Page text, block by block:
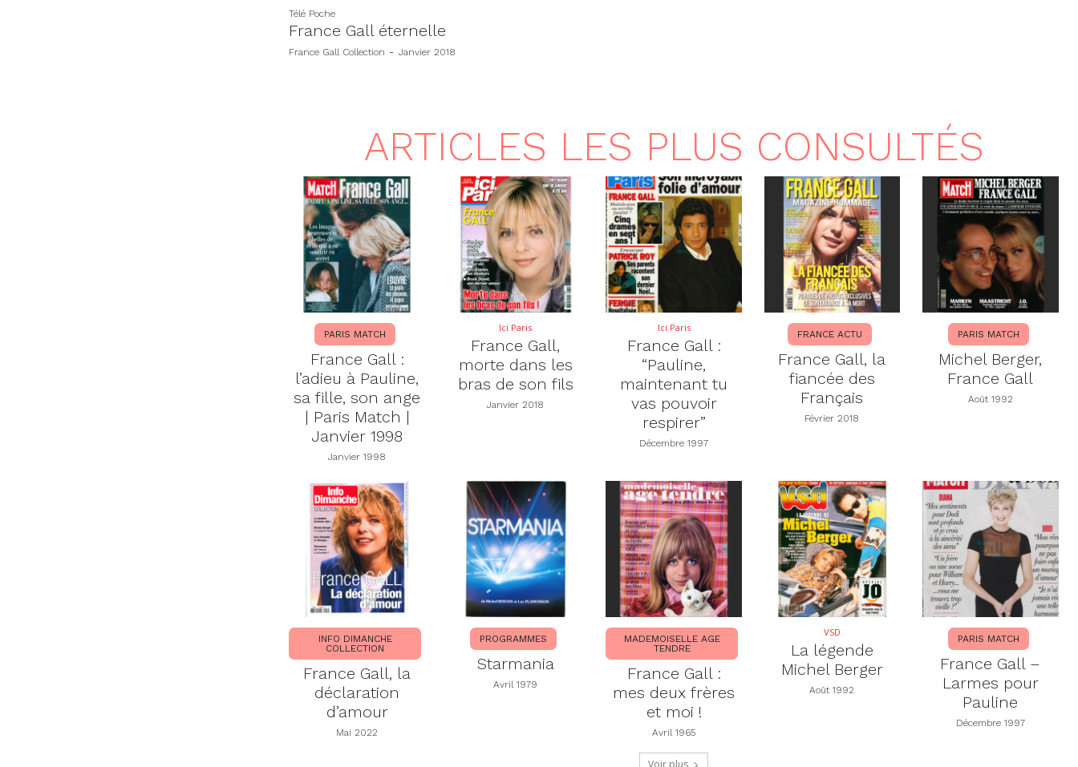
Télé Poche
France Gall éternelle
France Gall Collection - Janvier 2018
ARTICLES LES PLUS CONSULTÉS
PARIS MATCH
France Gall :
l’adieu à Pauline,
sa fille, son ange
| Paris Match |
Janvier 1998
Janvier 1998
Ici Paris
France Gall,
morte dans les
bras de son fils
Janvier 2018
Ici Paris
France Gall :
“Pauline,
maintenant tu
vas pouvoir
respirer”
Décembre 1997
FRANCE ACTU
France Gall, la
fiancée des
Français
Février 2018
PARIS MATCH
Michel Berger,
France Gall
Août 1992
INFO DIMANCHE
COLLECTION
France Gall, la
déclaration
d’amour
Mai 2022
PROGRAMMES
Starmania
Avril 1979
MADEMOISELLE AGE
TENDRE
France Gall :
mes deux frères
et moi !
Avril 1965
VSD
La légende
Michel Berger
Août 1992
PARIS MATCH
France Gall –
Larmes pour
Pauline
Décembre 1997
Voir plus